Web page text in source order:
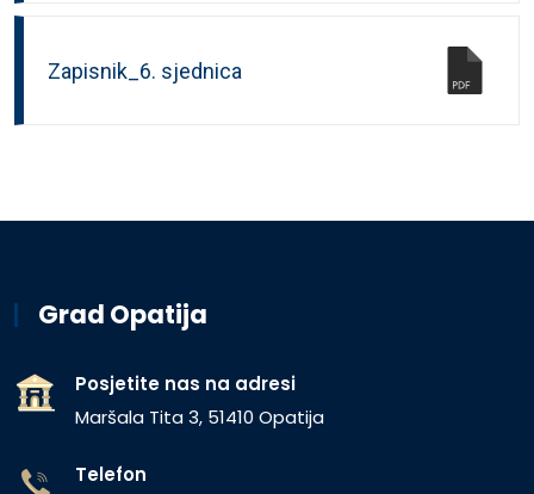
Zapisnik_6. sjednica
Grad Opatija
Posjetite nas na adresi
Maršala Tita 3, 51410 Opatija
Telefon